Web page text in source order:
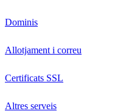
Dominis
Allotjament i correu
Certificats SSL
Altres serveis